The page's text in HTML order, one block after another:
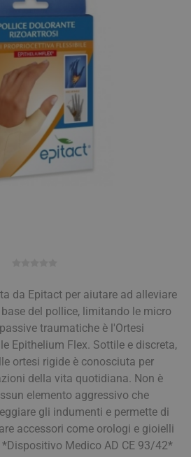
da Epitact per aiutare ad alleviare
del pollice, limitando le micro
traumatiche è l'Ortesi
Epithelium Flex. Sottile e discreta,
ortesi rigide è conosciuta per
della vita quotidiana. Non è
elemento aggressivo che
gli indumenti e permette di
accessori come orologi e gioielli
Medico AD CE 93/42*